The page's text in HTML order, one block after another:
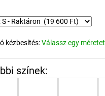
kézbesítés:Válassz egy méretet